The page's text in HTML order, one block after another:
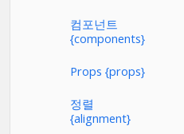
컴포넌트
{components}
Props {props}
정렬
{alignment}